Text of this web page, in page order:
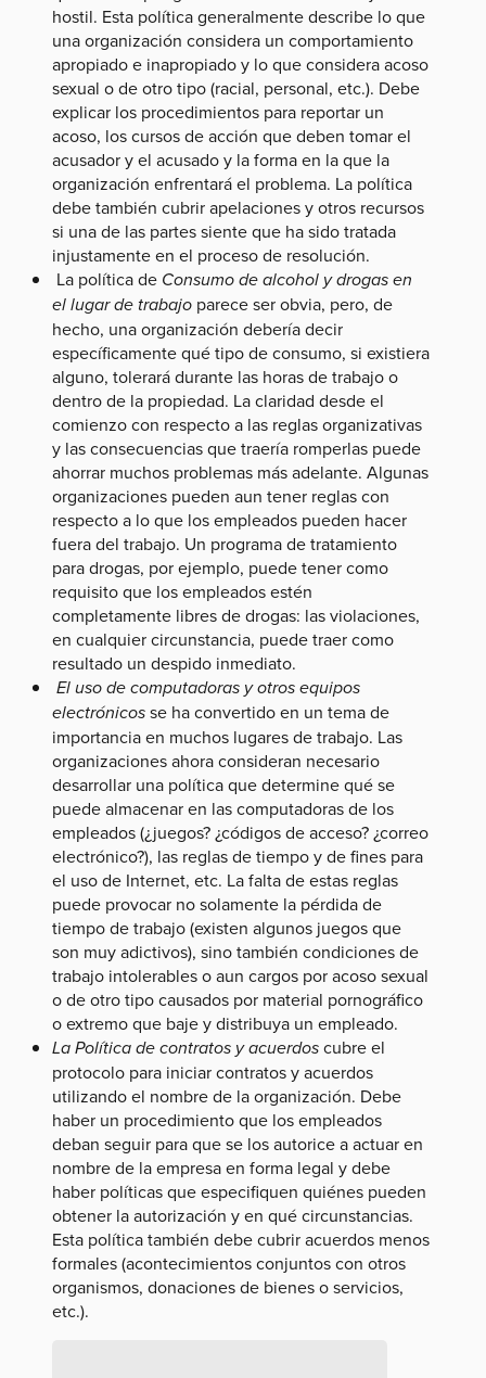
hostil. Esta política generalmente describe lo que
una organización considera un comportamiento
apropiado e inapropiado y lo que considera acoso
sexual o de otro tipo (racial, personal, etc.). Debe
explicar los procedimientos para reportar un
acoso, los cursos de acción que deben tomar el
acusador y el acusado y la forma en la que la
organización enfrentará el problema. La política
debe también cubrir apelaciones y otros recursos
si una de las partes siente que ha sido tratada
injustamente en el proceso de resolución.
La política de Consumo de alcohol y drogas en
el lugar de trabajo parece ser obvia, pero, de
hecho, una organización debería decir
específicamente qué tipo de consumo, si existiera
alguno, tolerará durante las horas de trabajo o
dentro de la propiedad. La claridad desde el
comienzo con respecto a las reglas organizativas
y las consecuencias que traería romperlas puede
ahorrar muchos problemas más adelante. Algunas
organizaciones pueden aun tener reglas con
respecto a lo que los empleados pueden hacer
fuera del trabajo. Un programa de tratamiento
para drogas, por ejemplo, puede tener como
requisito que los empleados estén
completamente libres de drogas: las violaciones,
en cualquier circunstancia, puede traer como
resultado un despido inmediato.
El uso de computadoras y otros equipos
electrónicosse ha convertido en un tema de
importancia en muchos lugares de trabajo. Las
organizaciones ahora consideran necesario
desarrollar una política que determine qué se
puede almacenar en las computadoras de los
empleados (¿juegos? ¿códigos de acceso? ¿correo
electrónico?), las reglas de tiempo y de fines para
el uso de Internet, etc. La falta de estas reglas
puede provocar no solamente la pérdida de
tiempo de trabajo (existen algunos juegos que
son muy adictivos), sino también condiciones de
trabajo intolerables o aun cargos por acoso sexual
o de otro tipo causados por material pornográfico
o extremo que baje y distribuya un empleado.
La Política de contratos y acuerdoscubre el
protocolo para iniciar contratos y acuerdos
utilizando el nombre de la organización. Debe
haber un procedimiento que los empleados
deban seguir para que se los autorice a actuar en
nombre de la empresa en forma legal y debe
haber políticas que especifiquen quiénes pueden
obtener la autorización y en qué circunstancias.
Esta política también debe cubrir acuerdos menos
formales (acontecimientos conjuntos con otros
organismos, donaciones de bienes o servicios,
etc.).